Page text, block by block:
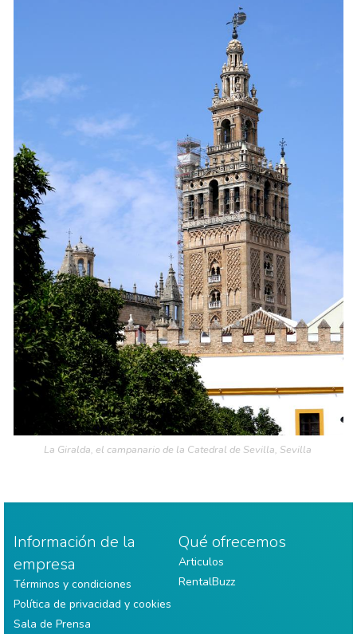
La Giralda, el campanario de la Catedral de Sevilla, Sevilla
Información de la
empresa
Términos y condiciones
Política de privacidad y cookies
Sala de Prensa
Qué ofrecemos
Articulos
RentalBuzz